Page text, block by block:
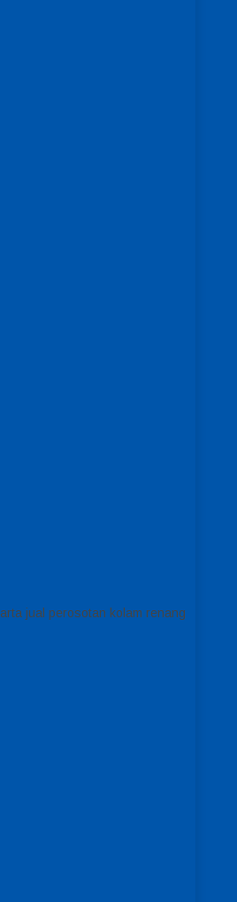
jual perosotan kolam renang